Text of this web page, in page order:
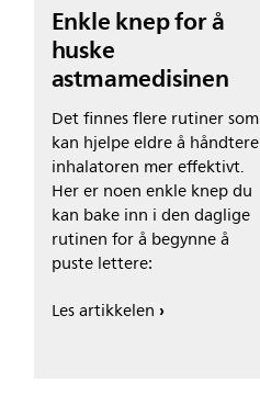
Enkle knep for å
huske
astmamedisinen
Det finnes flere rutiner som
kan hjelpe eldre å håndtere
inhalatoren mer effektivt.
Her er noen enkle knep du
kan bake inn i den daglige
rutinen for å begynne å
puste lettere:
Les artikkelen